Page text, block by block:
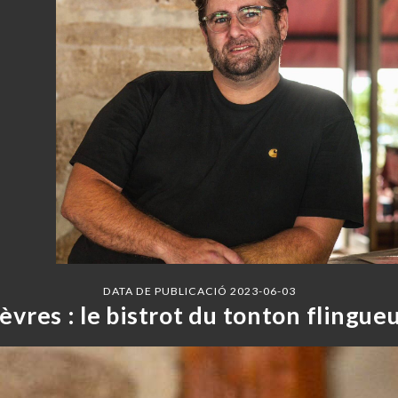
DATA DE PUBLICACIÓ 2023-06-03
: le bistrot du tonton